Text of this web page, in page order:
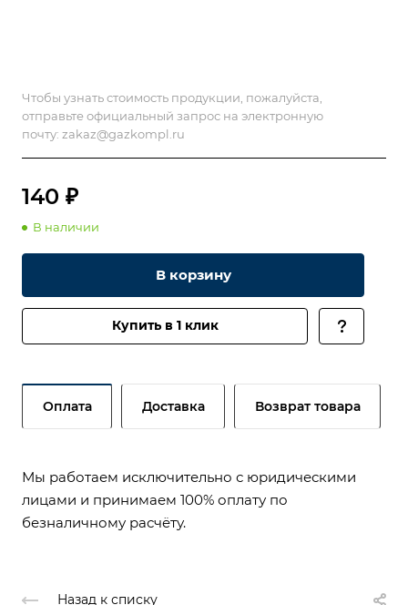
Чтобы узнать стоимость продукции, пожалуйста,
отправьте официальный запрос на электронную
почту: zakaz@gazkompl.ru
140 ₽
В наличии
В корзину
Купить в 1 клик
Оплата Доставка Возврат товара
Мы работаем исключительно с юридическими
лицами и принимаем 100% оплату по
безналичному расчёту.
Назад к списку